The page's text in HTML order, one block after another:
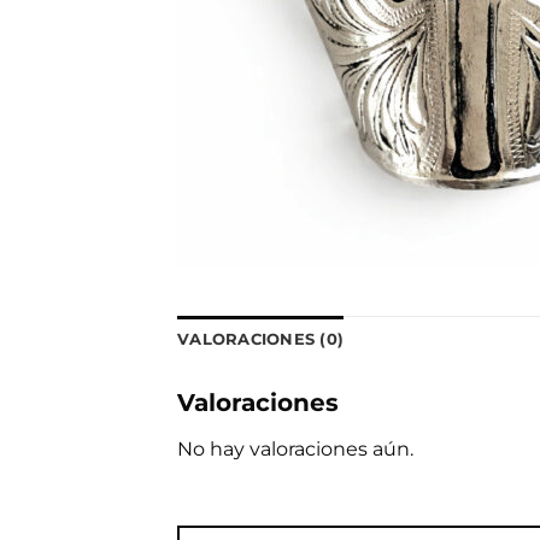
VALORACIONES (0)
Valoraciones
No hay valoraciones aún.